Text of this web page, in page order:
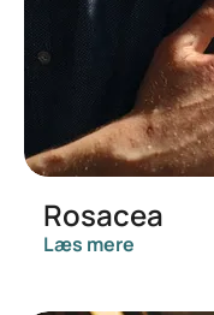
Rosacea
Læs mere